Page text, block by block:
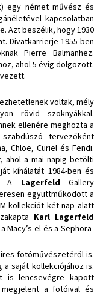
egy német művész és
kapcsolatban
Azt beszélik, hogy 1930
Divatkarrierje 1955-ben
Pierre Balmanhez.
ahol 5 évig dolgozott.
voltak, mély
rövid szoknyákkal.
ellenére meghozta a
tervezőként
Chloe, Curiel és Fendi.
ahol a mai napig betölti
kínálatát 1984-ben és
A LagerfeldGallery
együttműködött a
kollekciót két nap alatt
Karl Lagerfeld
el és a Sephora-
fotóművészetéről is.
a saját kollekciójához is.
is lencsevégre kapott
a fotóival és